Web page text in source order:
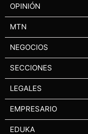
OPINIÓN
MTN
NEGOCIOS
SECCIONES
LEGALES
EMPRESARIO
EDUKA